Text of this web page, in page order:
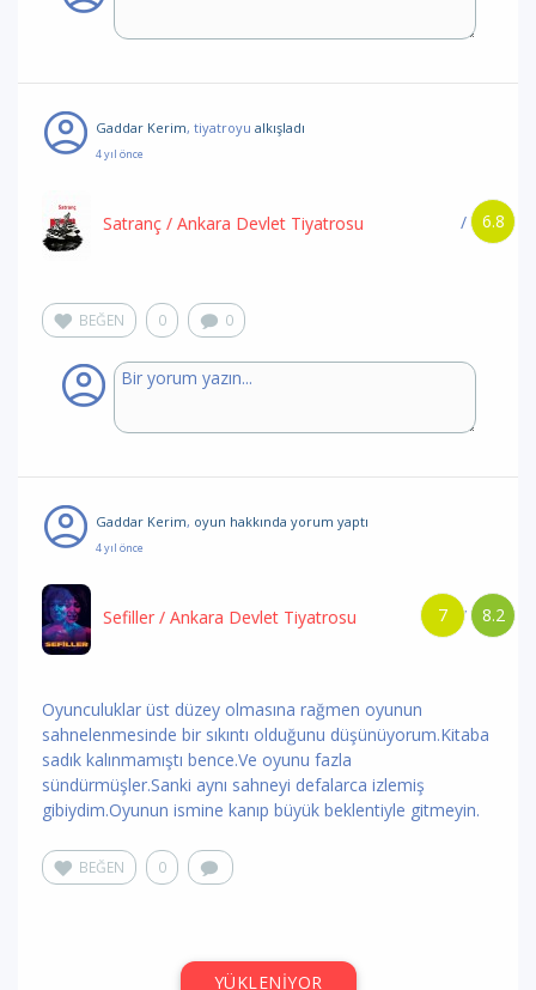
Gaddar Kerim, tiyatroyu alkışladı
4 yıl önce
6.8
/
Satranç / Ankara Devlet Tiyatrosu
BEĞEN 0 0
Gaddar Kerim, oyun hakkında yorum yaptı
4 yıl önce
8.2
/
7
Sefiller / Ankara Devlet Tiyatrosu
Oyunculuklar üst düzey olmasına rağmen oyunun
sahnelenmesinde bir sıkıntı olduğunu düşünüyorum.Kitaba
sadık kalınmamıştı bence.Ve oyunu fazla
sündürmüşler.Sanki aynı sahneyi defalarca izlemiş
gibiydim.Oyunun ismine kanıp büyük beklentiyle gitmeyin.
BEĞEN 0